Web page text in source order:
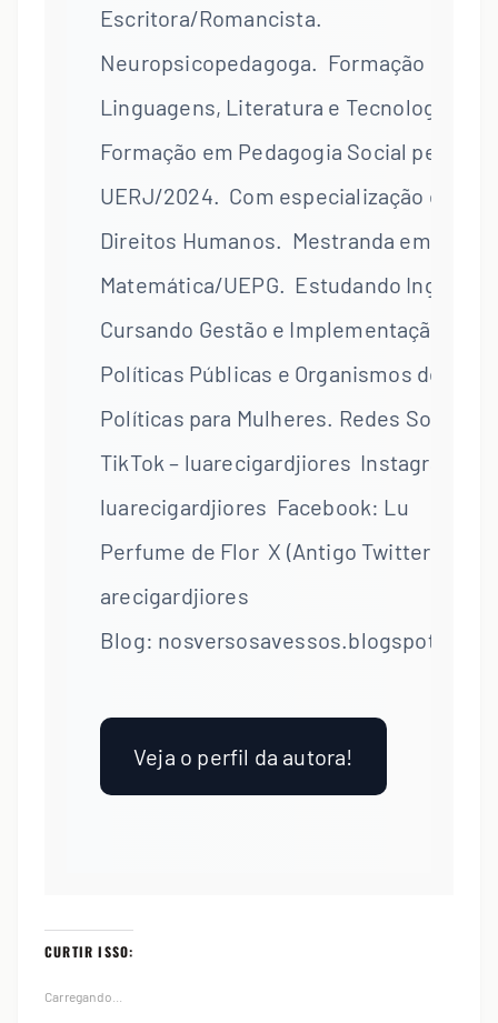
Escritora/Romancista.
Neuropsicopedagoga. Formação em
Linguagens, Literatura e Tecnologias.
Formação em Pedagogia Social pela
UERJ/2024. Com especialização em
Direitos Humanos. Mestranda em
Matemática/UEPG. Estudando Inglês.
Cursando Gestão e Implementação de
Políticas Públicas e Organismos de
Políticas para Mulheres. Redes Sociais
TikTok – luarecigardjiores Instagram:
luarecigardjiores Facebook: Lu
Perfume de Flor X (Antigo Twitter):
arecigardjiores
Blog: nosversosavessos.blogspot.com
Veja o perfil da autora!
CURTIR ISSO:
Carregando...